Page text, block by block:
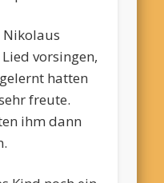
Nikolaus
vorsingen,
hatten
freute.
ihm dann